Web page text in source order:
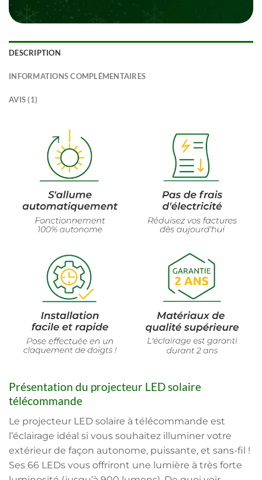
DESCRIPTION
INFORMATIONS COMPLÉMENTAIRES
AVIS (1)
Présentation du projecteur LED solaire
télécommande
Le projecteur LED solaire à télécommande est
l’éclairage idéal si vous souhaitez illuminer votre
extérieur de façon autonome, puissante, et sans-fil !
Ses 66 LEDs vous offriront une lumière à très forte